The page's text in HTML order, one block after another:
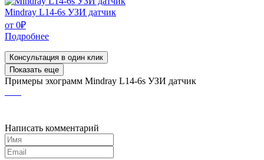
Mindray L14-6s УЗИ датчик
от 0₽
Подробнее
Консультация в один клик
Показать еще
Примеры эхограмм Mindray L14-6s УЗИ датчик
Написать комментарий